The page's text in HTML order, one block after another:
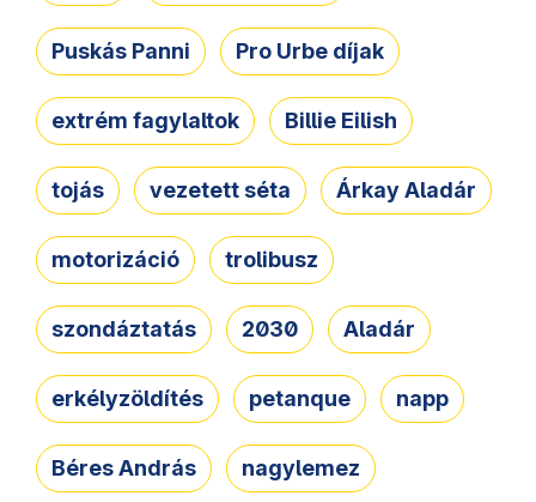
Puskás Panni Pro Urbe díjak
extrém fagylaltok Billie Eilish
tojás vezetett séta Árkay Aladár
motorizáció trolibusz
szondáztatás 2030 Aladár
erkélyzöldítés petanque napp
Béres András nagylemez